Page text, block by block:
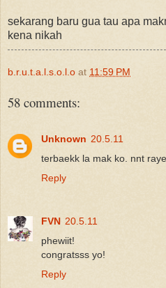
sekarang baru gua tau apa
kena nikah
b.r.u.t.a.l.s.o.l.o at 11:59 PM
58 comments:
Unknown 20.5.11
terbaekk la mak ko. nnt
Reply
FVN 20.5.11
phewiit!
congratsss yo!
Reply